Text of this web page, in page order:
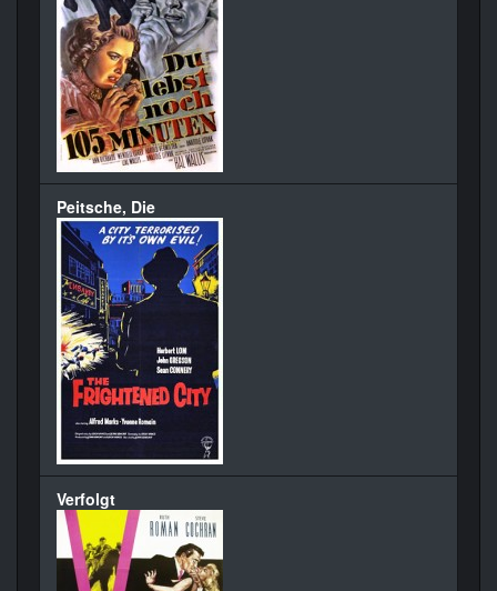
Peitsche, Die
Verfolgt